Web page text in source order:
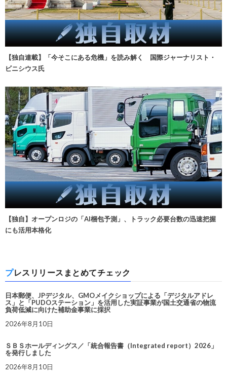
【独自連載】「今そこにある危機」を読み解く 国際ジャーナリスト・
ビニシウス氏
【独自】オープンロジの「AI梱包予測」、トラック必要台数の迅速把握
にも活用本格化
プレスリリースまとめてチェック
日本郵便、JPデジタル、GMOメイクショップによる「デジタルアドレ
ス」と「PUDOステーション」を活用した実証事業が国土交通省の物流
負荷低減に向けた補助金事業に採択
2026年8月10日
ＳＢＳホールディングス／「統合報告書（Integrated report）2026」
を発行しました
2026年8月10日